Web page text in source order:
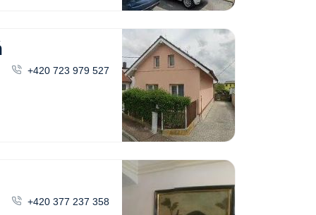
+420 723 979 527
+420 377 237 358